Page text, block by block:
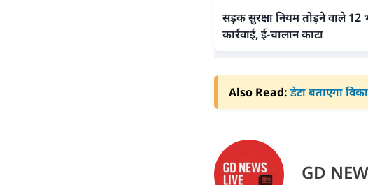
सड़क सुरक्षा नियम तोड़ने वाले 12
कार्रवाई, ई-चालान काटा
Also Read: डेटा बताएगा
GD